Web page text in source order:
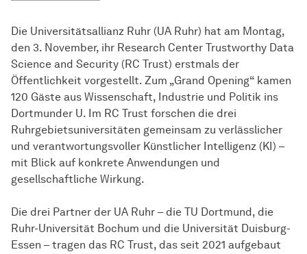
Die Universitätsallianz Ruhr (UA Ruhr) hat am Montag,
den 3. November, ihr Research Center Trustworthy Data
Science and Security (RC Trust) erstmals der
Öffentlichkeit vorgestellt. Zum „Grand Opening“ kamen
120 Gäste aus Wissenschaft, Industrie und Politik ins
Dortmunder U. Im RC Trust forschen die drei
Ruhrgebietsuniversitäten gemeinsam zu verlässlicher
und verantwortungsvoller Künstlicher Intelligenz (KI) –
mit Blick auf konkrete Anwendungen und
gesellschaftliche Wirkung.
Die drei Partner der UA Ruhr – die TU Dortmund, die
Ruhr-Universität Bochum und die Universität Duisburg-
Essen – tragen das RC Trust, das seit 2021 aufgebaut